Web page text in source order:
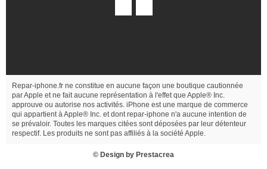
Repar-iphone.fr ne constitue en aucune façon une boutique cautionnée
par Apple et ne fait aucune représentation à l'effet que Apple® Inc.
approuve ou autorise nos activités. iPhone est une marque de commerce
qui appartient à Apple® Inc. et dont repar-iphone n'a aucune intention de
se prévaloir. Toutes les marques citées sont déposées par leur détenteur
respectif. Les produits ne sont pas affiliés à la société Apple.
© Design by Prestacrea